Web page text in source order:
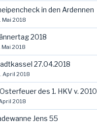
in den Ardennen
Mai 2018
2018
Mai 2018
27.04.2018
April 2018
des 1. HKV v. 2010
2018
Jens 55